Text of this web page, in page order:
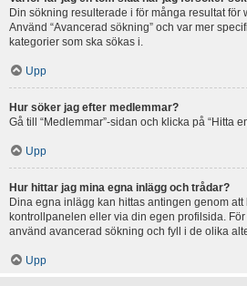
Din sökning resulterade i för många resultat för
Använd “Avancerad sökning” och var mer
kategorier som ska sökas i.
Upp
Hur söker jag efter medlemmar?
Gå till “Medlemmar”-sidan och klicka på “Hitta
Upp
Hur hittar jag mina egna inlägg och trådar?
Dina egna inlägg kan hittas antingen genom att
kontrollpanelen eller via din egen profilsida.
använd avancerad sökning och fyll i de olika
Upp